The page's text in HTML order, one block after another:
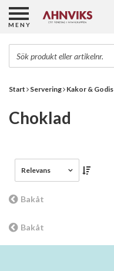
Start Servering Kakor & Godis
Choklad
Relevans
Bakåt
Bakåt
MENY